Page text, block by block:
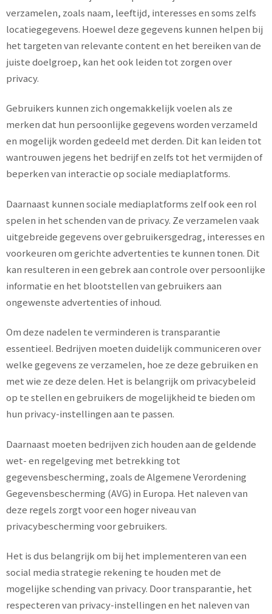
verzamelen, zoals naam, leeftijd, interesses en soms zelfs
locatiegegevens. Hoewel deze gegevens kunnen helpen bij
het targeten van relevante content en het bereiken van de
juiste doelgroep, kan het ook leiden tot zorgen over
privacy.
Gebruikers kunnen zich ongemakkelijk voelen als ze
merken dat hun persoonlijke gegevens worden verzameld
en mogelijk worden gedeeld met derden. Dit kan leiden tot
wantrouwen jegens het bedrijf en zelfs tot het vermijden of
beperken van interactie op sociale mediaplatforms.
Daarnaast kunnen sociale mediaplatforms zelf ook een rol
spelen in het schenden van de privacy. Ze verzamelen vaak
uitgebreide gegevens over gebruikersgedrag, interesses en
voorkeuren om gerichte advertenties te kunnen tonen. Dit
kan resulteren in een gebrek aan controle over persoonlijke
informatie en het blootstellen van gebruikers aan
ongewenste advertenties of inhoud.
Om deze nadelen te verminderen is transparantie
essentieel. Bedrijven moeten duidelijk communiceren over
welke gegevens ze verzamelen, hoe ze deze gebruiken en
met wie ze deze delen. Het is belangrijk om privacybeleid
op te stellen en gebruikers de mogelijkheid te bieden om
hun privacy-instellingen aan te passen.
Daarnaast moeten bedrijven zich houden aan de geldende
wet- en regelgeving met betrekking tot
gegevensbescherming, zoals de Algemene Verordening
Gegevensbescherming (AVG) in Europa. Het naleven van
deze regels zorgt voor een hoger niveau van
privacybescherming voor gebruikers.
Het is dus belangrijk om bij het implementeren van een
social media strategie rekening te houden met de
mogelijke schending van privacy. Door transparantie, het
respecteren van privacy-instellingen en het naleven van